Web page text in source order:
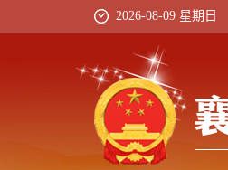
2026-08-09 星期日